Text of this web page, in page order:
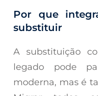
Por que
substituir
A substituição
legado pode
moderna, mas é